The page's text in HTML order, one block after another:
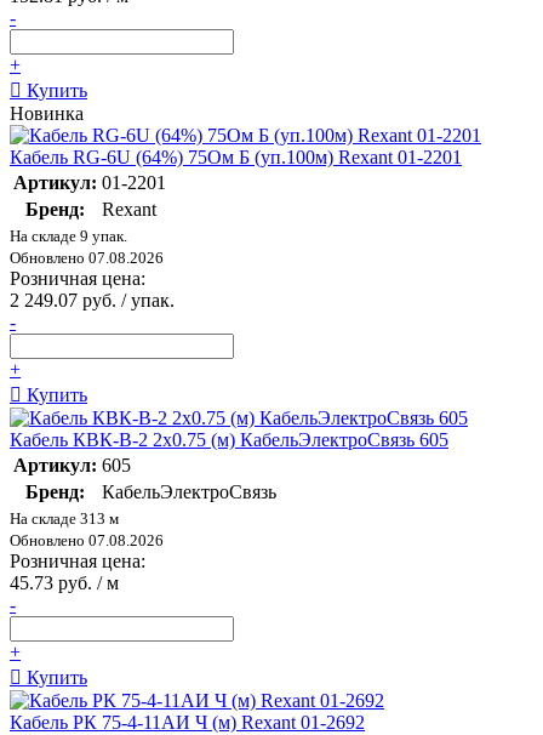
-
+
Купить
Новинка
Кабель RG-6U (64%) 75Ом Б (уп.100м) Rexant 01-2201
Артикул: 01-2201
Бренд:
Rexant
На складе 9 упак.
Обновлено 07.08.2026
Розничная цена:
2 249.07 руб. / упак.
-
+
Купить
Кабель КВК-В-2 2х0.75 (м) КабельЭлектроСвязь 605
Артикул: 605
Бренд:
КабельЭлектроСвязь
На складе 313 м
Обновлено 07.08.2026
Розничная цена:
45.73 руб. / м
-
+
Купить
Кабель РК 75-4-11АИ Ч (м) Rexant 01-2692